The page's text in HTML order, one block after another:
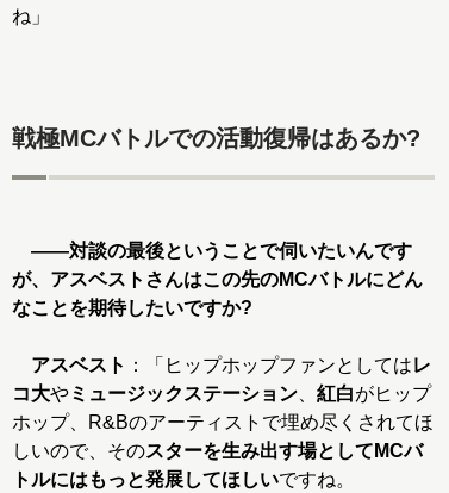
ね」
戦極MCバトルでの活動復帰はあるか?
――対談の最後ということで伺いたいんです
が、アスベストさんはこの先のMCバトルにどん
なことを期待したいですか?
アスベスト ：「ヒップホップファンとしてはレ
コ大やミュージックステーション 紅白がヒップ
ホップ、R&Bのアーティストで埋め尽くされてほ
しいので、そのスターを生み出す場としてMCバ
トルにはもっと発展してほしいですね。